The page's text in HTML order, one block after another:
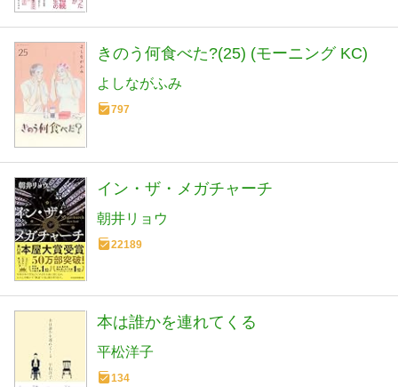
きのう何食べた?(25) (モーニング KC)
よしながふみ
797
イン・ザ・メガチャーチ
朝井リョウ
22189
本は誰かを連れてくる
平松洋子
134